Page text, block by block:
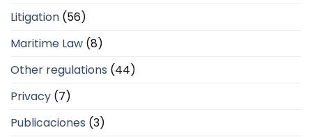
Litigation (56)
Maritime Law (8)
Other regulations (44)
Privacy (7)
Publicaciones (3)